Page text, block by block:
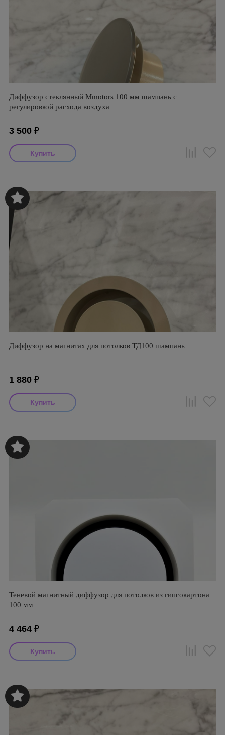
Диффузор стеклянный Mmotors 100 мм шампань с
регулировкой расхода воздуха
3 500 ₽
Диффузор на магнитах для потолков ТД100 шампань
1 880 ₽
Теневой магнитный диффузор для потолков из гипсокартона
100 мм
4 464 ₽